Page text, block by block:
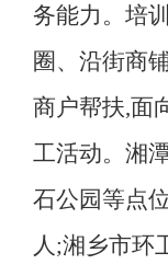
务能力 。培
圈、沿街商
商户帮扶,面
工活动。湘
石公园等点
人;湘乡市环